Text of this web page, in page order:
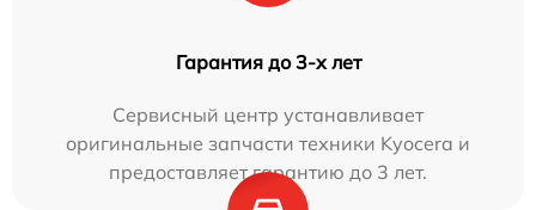
Гарантия до 3-х лет
Сервисный центр устанавливает
оригинальные запчасти техники Kyocera и
предоставляет гарантию до 3 лет.